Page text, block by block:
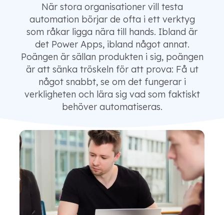
När stora organisationer vill testa
automation börjar de ofta i ett verktyg
som råkar ligga nära till hands. Ibland är
det Power Apps, ibland något annat.
Poängen är sällan produkten i sig, poängen
är att sänka tröskeln för att prova: Få ut
något snabbt, se om det fungerar i
verkligheten och lära sig vad som faktiskt
behöver automatiseras.